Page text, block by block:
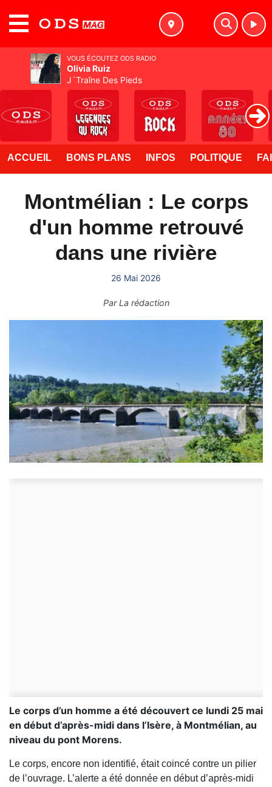
ACCUEIL BONS PLANS INFOS POLITIQUE
Montmélian : Le corps
d'un homme retrouvé
dans une rivière
26 Mai 2026
ParLa rédaction
Le corps d’un homme a été découvert ce lundi 25 mai
en début d’après-midi dans l’Isère, à Montmélian, au
niveau du pont Morens.
Le corps, encore non identifié, était coincé contre un pilier
de l’ouvrage. L’alerte a été donnée en début d’après-midi
VOUS ÉCOUTEZ ODS RADIO
Olivia Ruiz
J´Traîne Des Pieds